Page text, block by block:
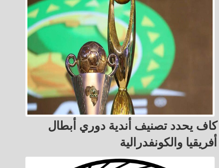
كاف يحدد تصنيف أندية دوري أبطال
أفريقيا والكونفدرالية